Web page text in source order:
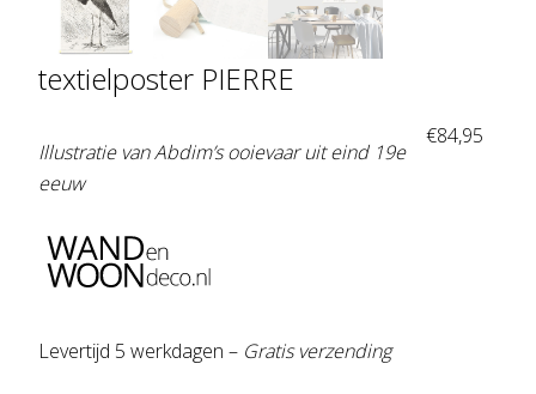
textielposter PIERRE
€84,95
Illustratie van Abdim’s ooievaar uit eind 19e
eeuw
Levertijd 5 werkdagen – Gratis verzending